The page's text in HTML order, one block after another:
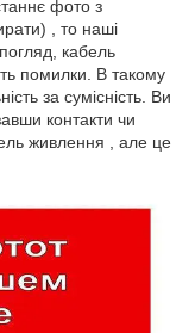
фото з
, то наші
кабель
помилки. В такому
за сумісність. Ви
контакти чи
живлення , але це